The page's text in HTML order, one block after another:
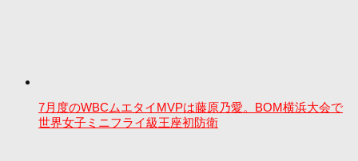
7月度のWBCムエタイMVPは藤原乃愛。BOM横浜大会で
世界女子ミニフライ級王座初防衛